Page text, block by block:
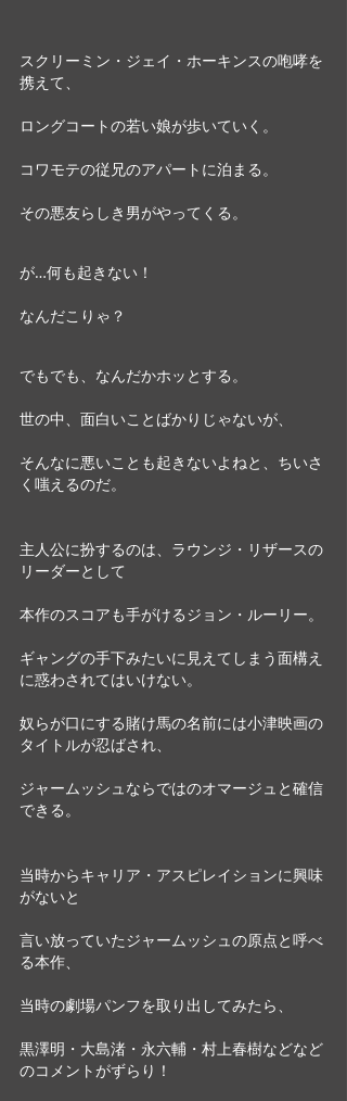
スクリーミン・ジェイ・ホーキンスの咆哮を
携えて、
ロングコートの若い娘が歩いていく。
コワモテの従兄のアパートに泊まる。
その悪友らしき男がやってくる。
が…何も起きない！
なんだこりゃ？
でもでも、なんだかホッとする。
世の中、面白いことばかりじゃないが、
そんなに悪いことも起きないよねと、ちいさ
く嗤えるのだ。
主人公に扮するのは、ラウンジ・リザースの
リーダーとして
本作のスコアも手がけるジョン・ルーリー。
ギャングの手下みたいに見えてしまう面構え
に惑わされてはいけない。
奴らが口にする賭け馬の名前には小津映画の
タイトルが忍ばされ、
ジャームッシュならではのオマージュと確信
できる。
当時からキャリア・アスピレイションに興味
がないと
言い放っていたジャームッシュの原点と呼べ
る本作、
当時の劇場パンフを取り出してみたら、
黒澤明・大島渚・永六輔・村上春樹などなど
のコメントがずらり！